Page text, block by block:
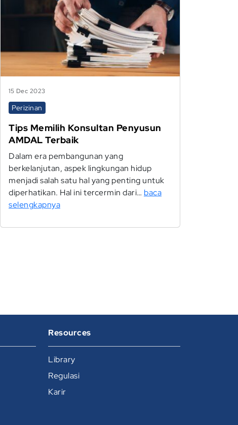
15 Dec 2023
Perizinan
Tips Memilih Konsultan Penyusun
AMDAL Terbaik
Dalam era pembangunan yang
berkelanjutan, aspek lingkungan hidup
menjadi salah satu hal yang penting untuk
diperhatikan. Hal ini tercermin dari… baca
selengkapnya
Resources
Library
Regulasi
Karir